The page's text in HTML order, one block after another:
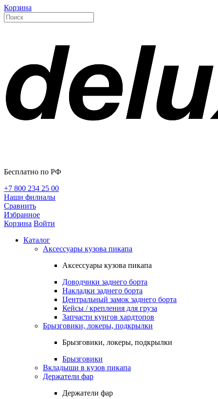
Корзина
Бесплатно по РФ
+7 800 234 25 00
Наши филиалы
Сравнить
Избранное
Корзина Войти
Каталог
Аксессуары кузова пикапа
Аксессуары кузова пикапа
Доводчики заднего борта
Накладки заднего борта
Центральный замок заднего борта
Кейсы / крепления для груза
Запчасти кунгов хардтопов
Брызговики, локеры, подкрылки
Брызговики, локеры, подкрылки
Брызговики
Вкладыши в кузов пикапа
Держатели фар
Держатели фар